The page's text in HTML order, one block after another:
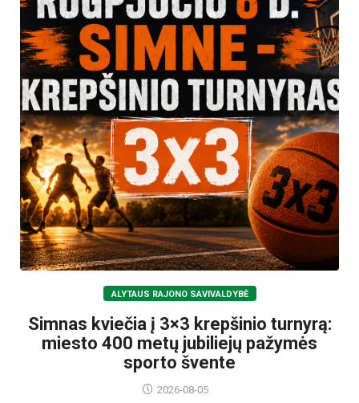
ALYTAUS RAJONO SAVIVALDYBĖ
Simnas kviečia į 3×3 krepšinio turnyrą:
miesto 400 metų jubiliejų pažymės
sporto švente
2026-08-05